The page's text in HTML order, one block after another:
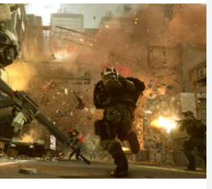
drastiques, fermetures de
massifs. En gros, essorer
puis virer le reste.P.